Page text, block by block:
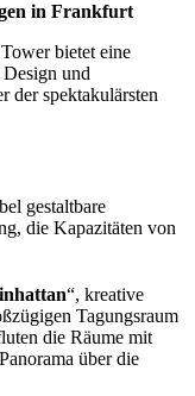
in Frankfurt
bietet eine
und
der spektakulärsten
gestaltbare
die Kapazitäten von
“, kreative
Tagungsraum
die Räume mit
über die